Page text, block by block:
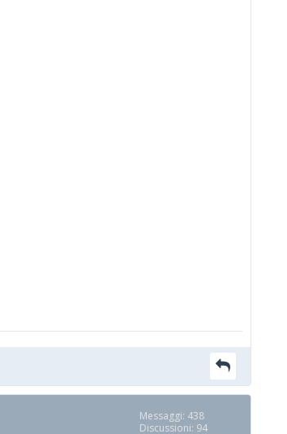
Messaggi: 438
Discussioni: 94